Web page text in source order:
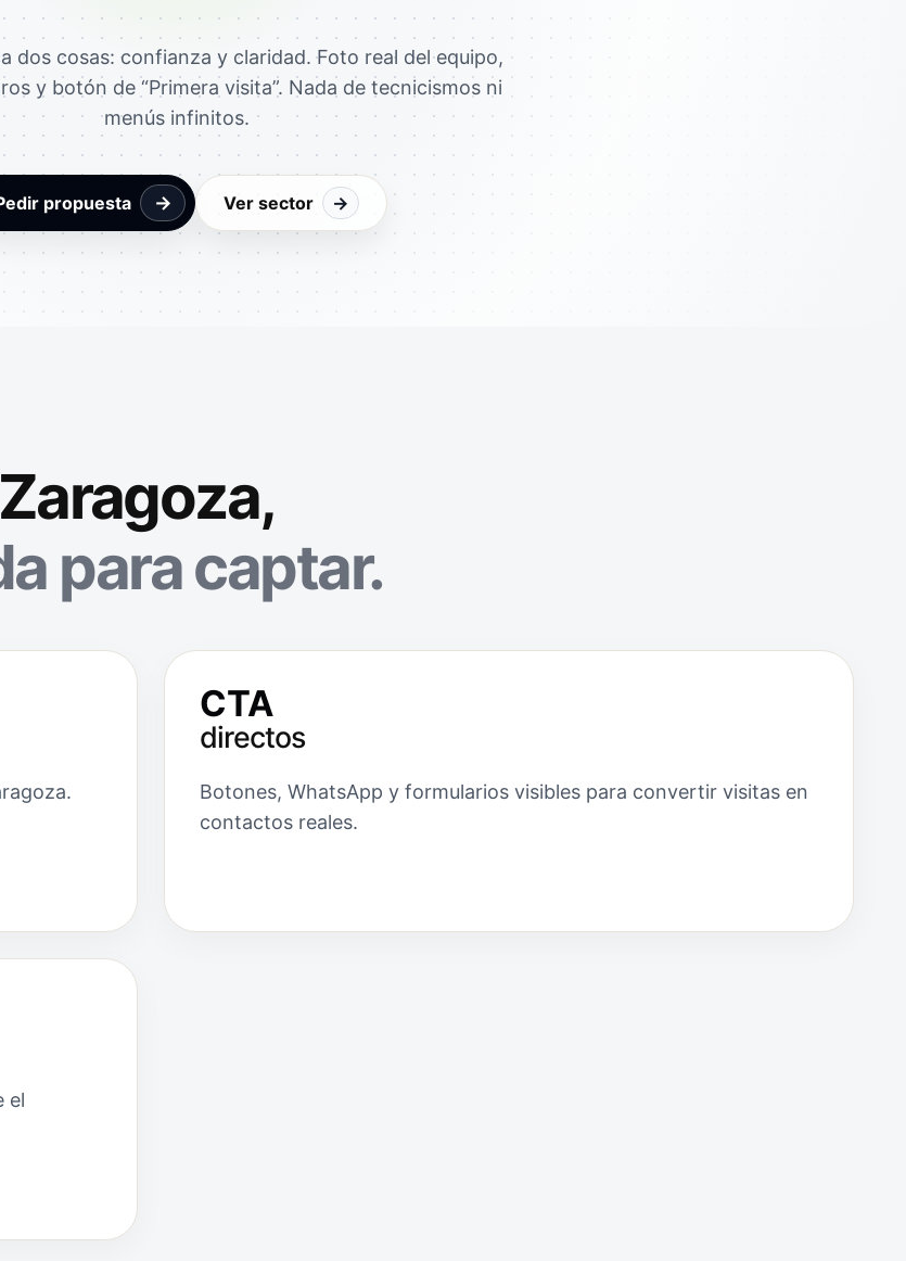
dos cosas: confianza y claridad. Foto real del equipo,
y botón de “Primera visita”. Nada de tecnicismos ni
menús infinitos.
propuesta → Ver sector →
para captar.
CTA
directos
Botones, WhatsApp y formularios visibles para convertir visitas en
contactos reales.
el